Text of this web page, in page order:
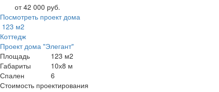
от 42 000 руб.
Посмотреть проект дома
123 м2
Коттедж
Проект дома "Элегант"
Площадь
123 м2
Габариты
10х8 м
Спален
6
Стоимость проектирования